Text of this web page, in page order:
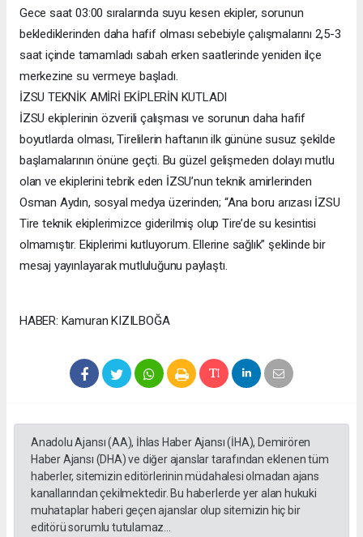
Gece saat 03:00 sıralarında suyu kesen ekipler, sorunun
beklediklerinden daha hafif olması sebebiyle çalışmalarını 2,5-3
saat içinde tamamladı sabah erken saatlerinde yeniden ilçe
merkezine su vermeye başladı.
İZSU TEKNİK AMİRİ EKİPLERİN KUTLADI
İZSU ekiplerinin özverili çalışması ve sorunun daha hafif
boyutlarda olması, Tirelilerin haftanın ilk gününe susuz şekilde
başlamalarının önüne geçti. Bu güzel gelişmeden dolayı mutlu
olan ve ekiplerini tebrik eden İZSU’nun teknik amirlerinden
Osman Aydın, sosyal medya üzerinden; “Ana boru arızası İZSU
Tire teknik ekiplerimizce giderilmiş olup Tire’de su kesintisi
olmamıştır. Ekiplerimi kutluyorum. Ellerine sağlık” şeklinde bir
mesaj yayınlayarak mutluluğunu paylaştı.
HABER: Kamuran KIZILBOĞA
Anadolu Ajansı (AA), İhlas Haber Ajansı (İHA), Demirören
Haber Ajansı (DHA) ve diğer ajanslar tarafından eklenen tüm
haberler, sitemizin editörlerinin müdahalesi olmadan ajans
kanallarından çekilmektedir. Bu haberlerde yer alan hukuki
muhataplar haberi geçen ajanslar olup sitemizin hiç bir
editörü sorumlu tutulamaz...